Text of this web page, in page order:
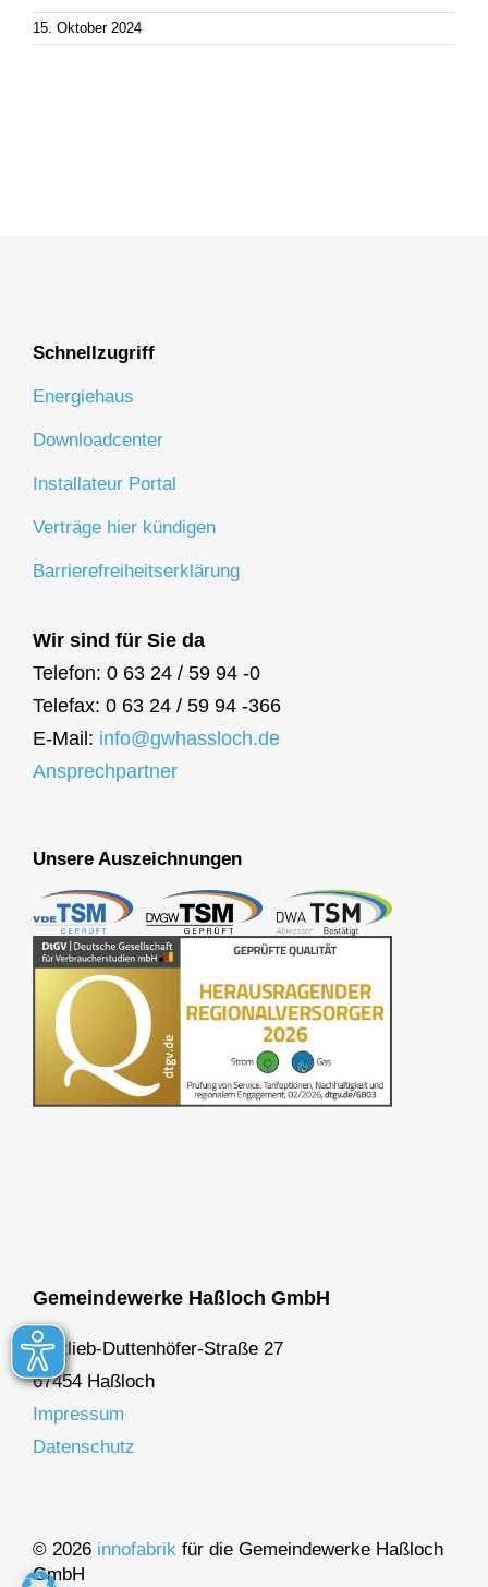
15. Oktober 2024
Schnellzugriff
Energiehaus
Downloadcenter
Installateur Portal
Verträge hier kündigen
Barrierefreiheitserklärung
Wir sind für Sie da
Telefon: 0 63 24 / 59 94 -0
Telefax: 0 63 24 / 59 94 -366
E-Mail: info@gwhassloch.de
Ansprechpartner
Unsere Auszeichnungen
Gemeindewerke Haßloch GmbH
Gottlieb-Duttenhöfer-Straße 27
67454 Haßloch
Impressum
Datenschutz
© 2026 innofabrikfür die Gemeindewerke Haßloch
GmbH